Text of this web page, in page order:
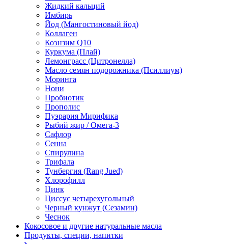
Жидкий кальций
Имбирь
Йод (Мангостиновый йод)
Коллаген
Коэнзим Q10
Куркума (Плай)
Лемонграсс (Цитронелла)
Масло семян подорожника (Псиллиум)
Моринга
Нони
Пробиотик
Прополис
Пуэрария Мирифика
Рыбий жир / Омега-3
Сафлор
Сенна
Спирулина
Трифала
Тунбергия (Rang Jued)
Хлорофилл
Цинк
Циссус четырехугольный
Черный кунжут (Сезамин)
Чеснок
Кокосовое и другие натуральные масла
Продукты, специи, напитки